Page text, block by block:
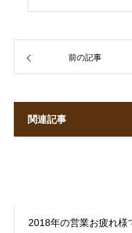
前の記事
関連記事
2018年の営業お疲れ様